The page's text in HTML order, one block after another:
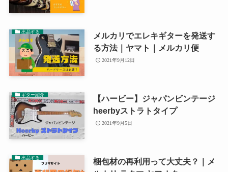
出品する
メルカリでエレキギターを発送す
る方法｜ヤマト｜メルカリ便
2021年9月12日
ギター紹介
【ハービー】ジャパンビンテージ
heerbyストラトタイプ
2021年9月5日
出品する
梱包材の再利用って大丈夫？｜メ